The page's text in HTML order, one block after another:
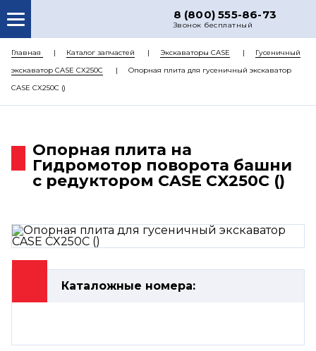
8 (800) 555-86-73
Звонок бесплатный
О НАС
КАТАЛОГ ЗАПЧАСТЕЙ
РЕМОНТ
ЦЕНЫ
КОНТАКТЫ
Главная Каталог запчастей Экскаваторы CASE
Гусеничный
экскаватор CASE CX250С
Опорная плита для гусеничный экскаватор
CASE CX250С ()
Опорная плита на
Гидромотор поворота башни
с редуктором CASE CX250С ()
Каталожные номера: